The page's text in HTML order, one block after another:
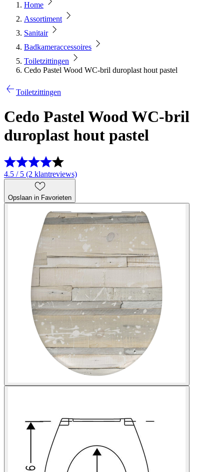
Home
Assortiment
Sanitair
Badkameraccessoires
Toiletzittingen
Cedo Pastel Wood WC-bril duroplast hout pastel
Toiletzittingen
Cedo Pastel Wood WC-bril
duroplast hout pastel
4.5 / 5 (2 klantreviews)
Opslaan in Favorieten